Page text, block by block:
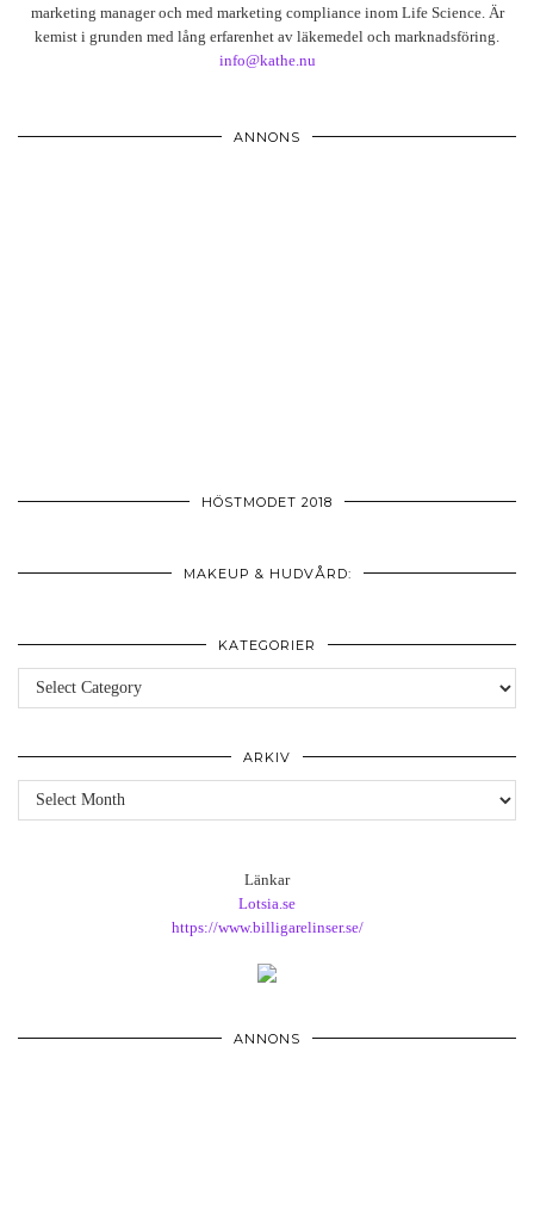
marketing manager och med marketing compliance inom Life Science. Är
kemist i grunden med lång erfarenhet av läkemedel och marknadsföring.
info@kathe.nu
ANNONS
HÖSTMODET 2018
MAKEUP & HUDVÅRD:
KATEGORIER
Kategorier
ARKIV
Arkiv
Länkar
Lotsia.se
https://www.billigarelinser.se/
ANNONS